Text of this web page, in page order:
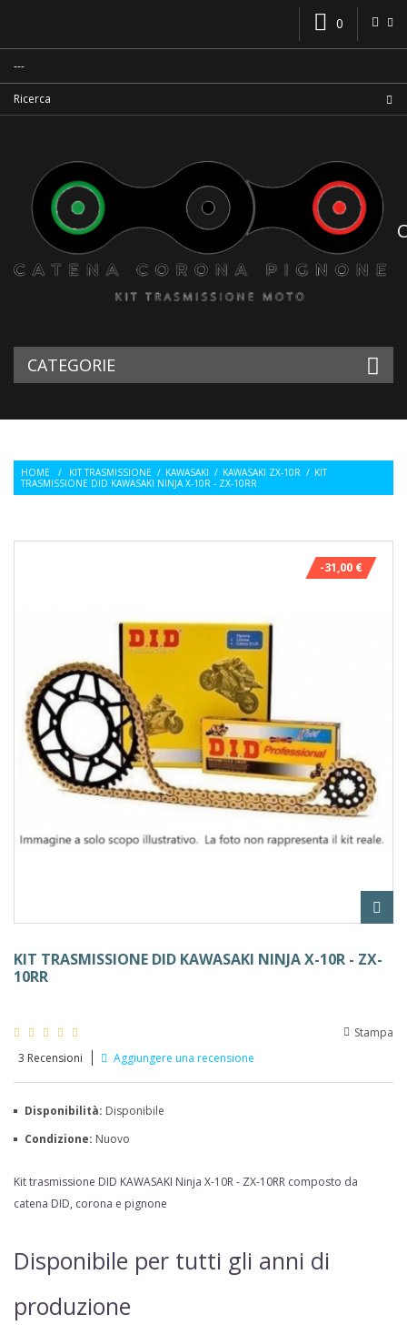
0
CATEGORIE
HOME / KIT TRASMISSIONE / KAWASAKI / KAWASAKI ZX-10R / KIT
TRASMISSIONE DID KAWASAKI NINJA X-10R - ZX-10RR
-31,00 €
KIT TRASMISSIONE DID KAWASAKI NINJA X-10R - ZX-
10RR
3 Recensioni Aggiungere una recensione
Stampa
Disponibilità: Disponibile
Condizione: Nuovo
Kit trasmissione DID KAWASAKI Ninja X-10R - ZX-10RR composto da
catena DID, corona e pignone
Disponibile per tutti gli anni di
produzione